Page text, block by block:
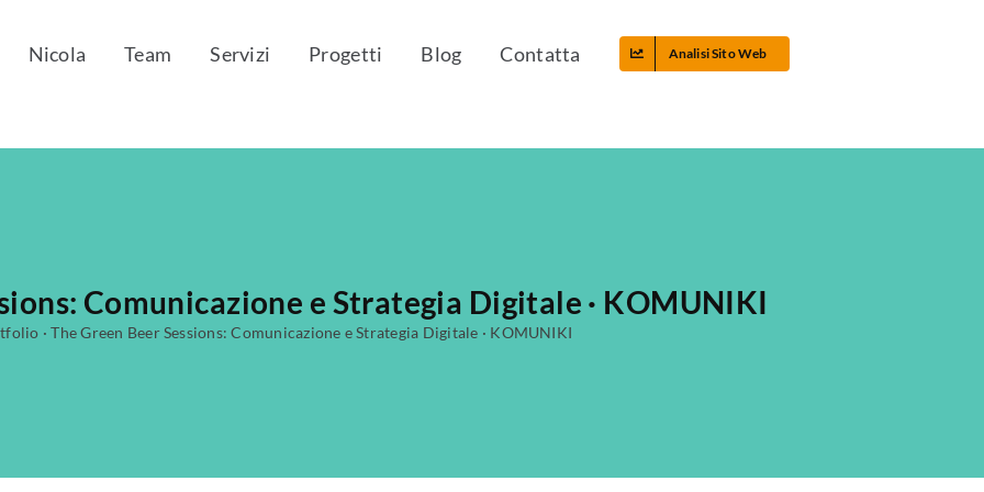
Nicola Team Servizi Progetti Blog Contatta Analisi Sito Web
Comunicazione e Strategia Digitale · KOMUNIKI
·The Green Beer Sessions: Comunicazione e Strategia Digitale · KOMUNIKI